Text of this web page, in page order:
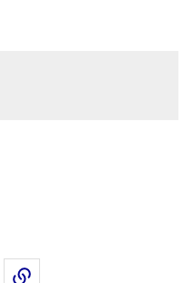
LinkedIn
Partager par email